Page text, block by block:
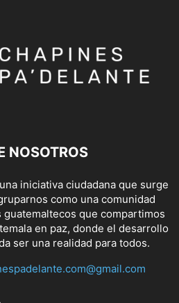
NOSOTROS
iniciativa ciudadana que surge
como una comunidad
guatemaltecos que compartimos
en paz, donde el desarrollo
ser una realidad para todos.